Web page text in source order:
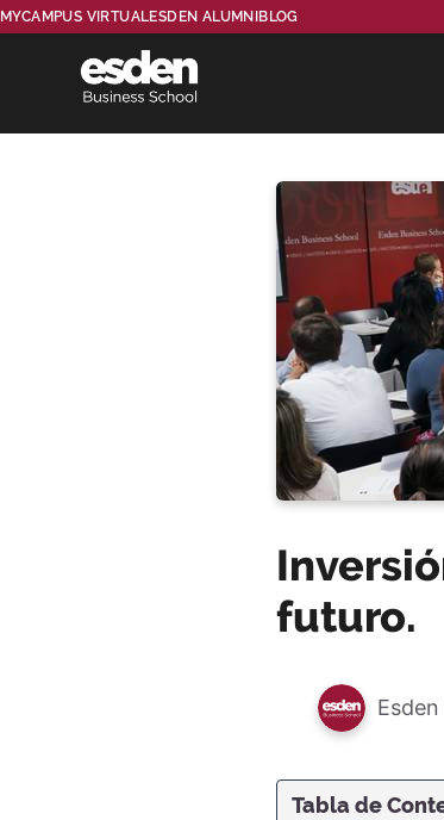
MYCAMPUS VIRTUALESDEN ALUMNI BLOG
futuro.
Tabla de